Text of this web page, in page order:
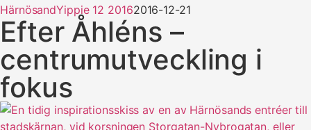
HärnösandYippie 12 20162016-12-21
Efter Åhléns –
centrumutveckling i
fokus